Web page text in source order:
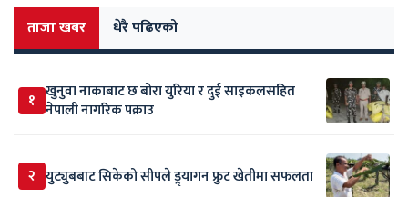
ताजा खबर धेरै पढिएको
१ खुनुवा नाकाबाट छ बोरा युरिया र दुई साइकलसहित
नेपाली नागरिक पक्राउ
२ युट्युबबाट सिकेको सीपले ड्र्यागन फ्रुट खेतीमा सफलता